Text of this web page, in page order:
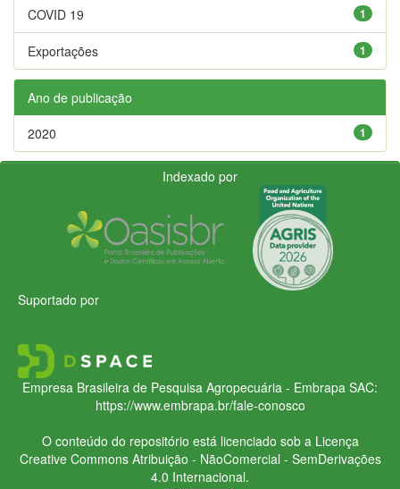
1
COVID 19
1
Exportações
Ano de publicação
1
2020
Indexado por
Suportado por
Empresa Brasileira de Pesquisa Agropecuária - Embrapa SAC:
https://www.embrapa.br/fale-conosco
O conteúdo do repositório está licenciado sob a Licença
Creative CommonsAtribuição - NãoComercial - SemDerivações
4.0 Internacional.